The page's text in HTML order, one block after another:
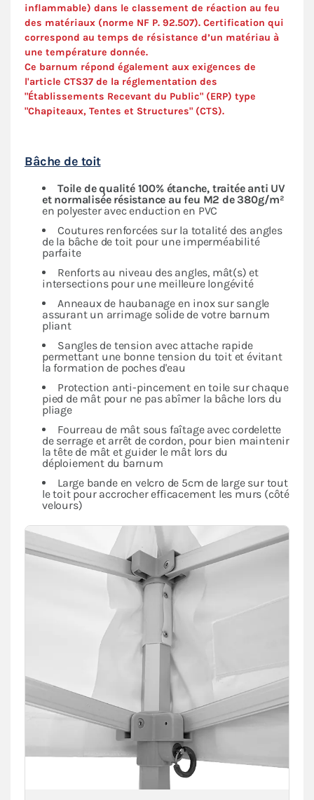
inflammable) dans le classement de réaction au feu
des matériaux (norme NF P. 92.507). Certification qui
correspond au temps de résistance d’un matériau à
une température donnée.
Ce barnum répond également aux exigences de
l'article CTS37 de la réglementation des
"Établissements Recevant du Public" (ERP) type
"Chapiteaux, Tentes et Structures" (CTS).
Bâche de toit
Toile de qualité 100% étanche, traitée anti UV
et normalisée résistance au feu M2 de 380g/m²
en polyester avec enduction en PVC
Coutures renforcées sur la totalité des angles
de la bâche de toit pour une imperméabilité
parfaite
Renforts au niveau des angles, mât(s) et
intersections pour une meilleure longévité
Anneaux de haubanage en inox sur sangle
assurant un arrimage solide de votre barnum
pliant
Sangles de tension avec attache rapide
permettant une bonne tension du toit et évitant
la formation de poches d'eau
Protection anti-pincement en toile sur chaque
pied de mât pour ne pas abîmer la bâche lors du
pliage
Fourreau de mât sous faîtage avec cordelette
de serrage et arrêt de cordon, pour bien maintenir
la tête de mât et guider le mât lors du
déploiement du barnum
Large bande en velcro de 5cm de large sur tout
le toit pour accrocher efficacement les murs (côté
velours)